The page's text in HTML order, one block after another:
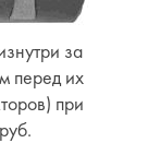
за
перед их
при